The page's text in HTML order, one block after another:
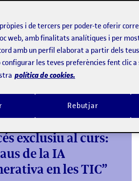
professional cap a l'art amb
de lesbelles arts. El món actual
la capacitat d'expressió en
i obtindràs
exclusiu al curs:
de la IA
en les TIC”
pròpies i de tercers per poder-te oferir
web, amb finalitats analítiques i per
amb un perfil elaborat a partir dels
les teves preferències fent clic
política de cookies.
Rebutjar